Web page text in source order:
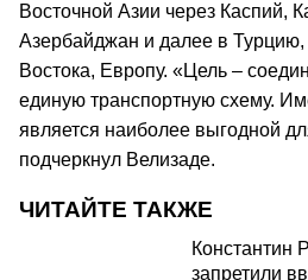
Восточной Азии через Каспий,
Азербайджан и далее в
Востока, Европу. «Цель –
единую транспортную схему.
является наиболее выгодной
подчеркнул Велизаде.
ЧИТАЙТЕ ТАКЖЕ
Константин
запретили